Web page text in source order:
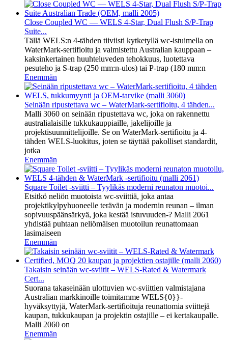
Close Coupled WC — WELS 4-Star, Dual Flush S/P-Trap
Suite...
Tällä WELS:n 4-tähden tiiviisti kytketyllä wc-istuimella on
WaterMark-sertifioitu ja valmistettu Australian kauppaan –
kaksinkertainen huuhteluveden tehokkuus, luotettava
pesuteho ja S-trap (250 mm:n-ulos) tai P-trap (180 mm:n
Enemmän
Seinään ripustettava wc – WaterMark-sertifioitu, 4 tähden...
Malli 3060 on seinään ripustettava wc, joka on rakennettu
australialaisille tukkukauppiaille, jakelijoille ja
projektisuunnittelijoille. Se on WaterMark-sertifioitu ja 4-
tähden WELS-luokitus, joten se täyttää pakolliset standardit,
jotka
Enemmän
Square Toilet -sviitti – Tyylikäs moderni reunaton muotoi...
Etsitkö neliön muotoista wc-sviittiä, joka antaa
projektikylpyhuoneelle terävän ja modernin reunan – ilman
sopivuuspäänsärkyä, joka kestää istuvuuden-? Malli 2061
yhdistää puhtaan neliömäisen muotoilun reunattomaan
lasimaiseen
Enemmän
Takaisin seinään wc-sviitit – WELS-Rated & Watermark
Cert...
Suorana takaseinään ulottuvien wc-sviittien valmistajana
Australian markkinoille toimitamme WELS{0}}-
hyväksyttyjä, WaterMark-sertifioituja reunattomia sviittejä
kaupan, tukkukaupan ja projektin ostajille – ei kertakaupalle.
Malli 2060 on
Enemmän